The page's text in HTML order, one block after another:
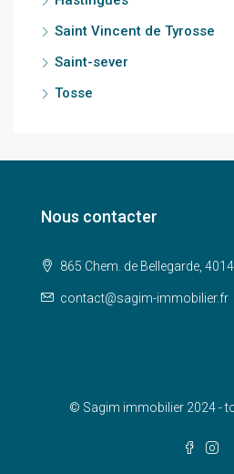
Saint Vincent de Tyrosse
Saint-sever
Tosse
Nous contacter
865 Chem. de Bellegarde,
contact@sagim-immobilier.fr
© Sagim immobilier 2024 -